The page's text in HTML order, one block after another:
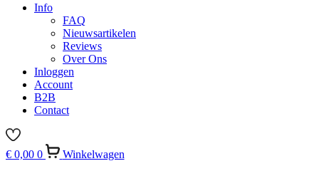
Info
FAQ
Nieuwsartikelen
Reviews
Over Ons
Inloggen
Account
B2B
Contact
€ 0,00 0
Winkelwagen